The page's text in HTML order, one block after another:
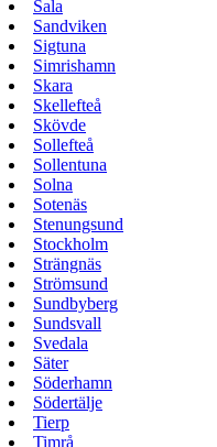
Sala
Sandviken
Sigtuna
Simrishamn
Skara
Skellefteå
Skövde
Sollefteå
Sollentuna
Solna
Sotenäs
Stenungsund
Stockholm
Strängnäs
Strömsund
Sundbyberg
Sundsvall
Svedala
Säter
Söderhamn
Södertälje
Tierp
Timrå